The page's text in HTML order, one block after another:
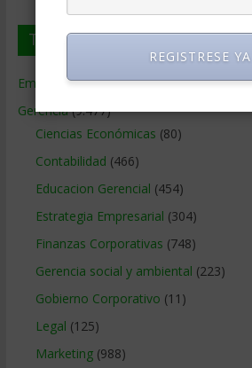
Temas de Gerencia
Empresas de Gerencia(38)
Gerencia(9.477)
Ciencias Económicas (80)
Contabilidad (466)
Educacion Gerencial (454)
Estrategia Empresarial (304)
Finanzas Corporativas (748)
Gerencia social y ambiental (223)
Gobierno Corporativo (11)
Legal (125)
Marketing(988)
REGISTRESE YA